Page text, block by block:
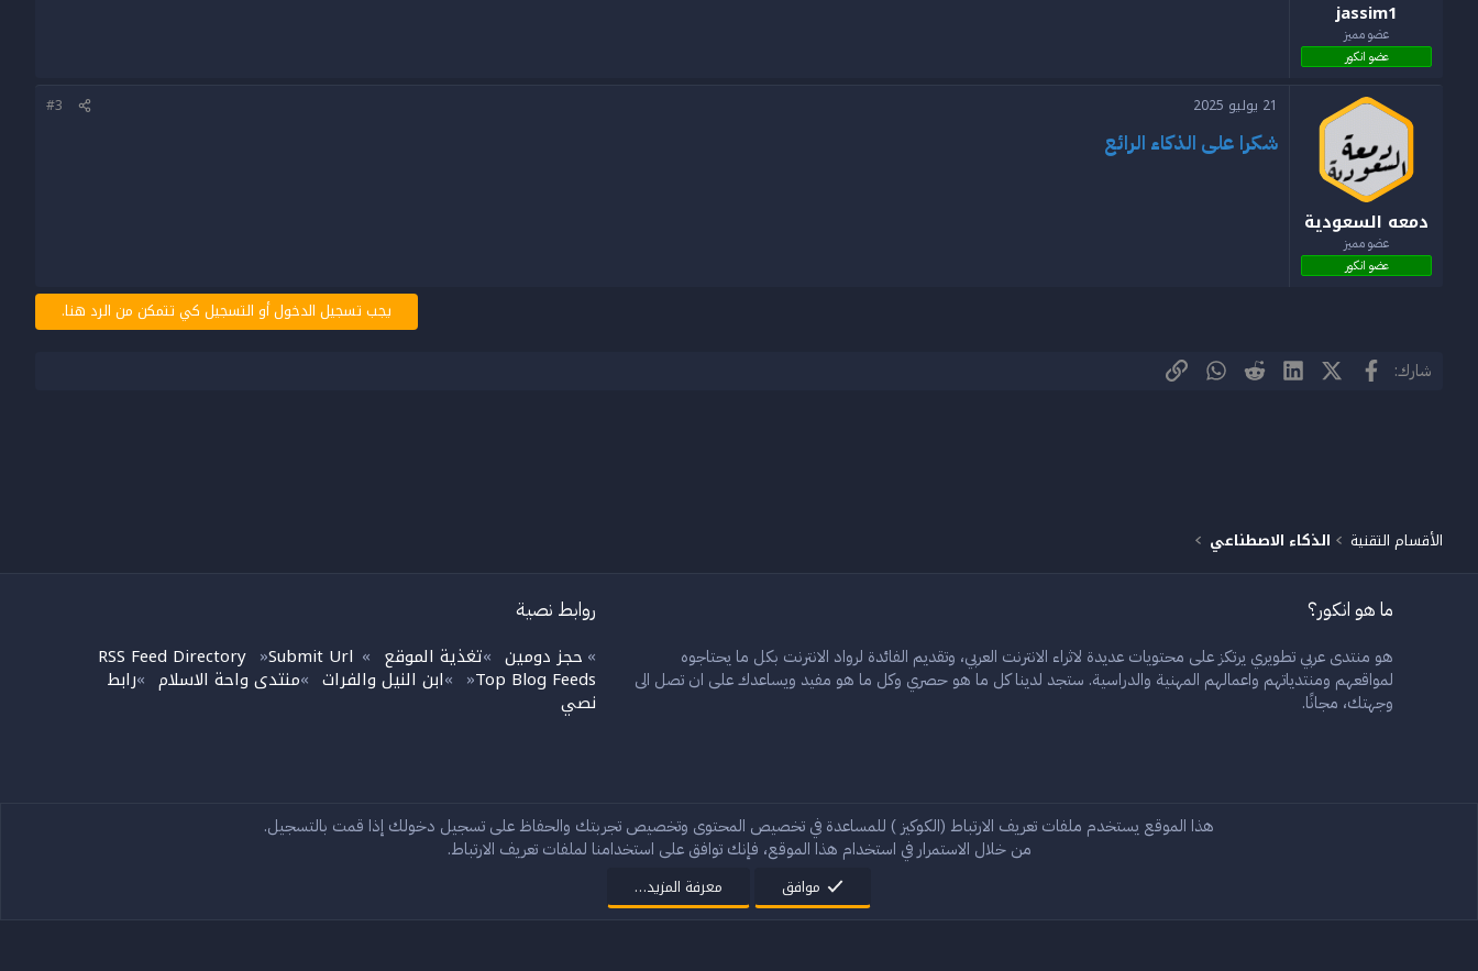
jassim1
عضو مميز
عضو انكور
دمعه السعودية
عضو مميز
عضو انكور
21 يوليو 2025 #3
شكرا على الذكاء الرائع
يجب تسجيل الدخول أو التسجيل كي تتمكن من الرد هنا.
شارك: فيسبوكX (Twitter)
LinkedIn
Reddit
WhatsApp
الرابط
الأقسام التقنية الذكاء الاصطناعي
ما هو انكور؟
هو منتدى عربي تطويري يرتكز على محتويات عديدة لاثراء الانترنت العربي، وتقديم الفائدة لرواد الانترنت بكل ما يحتاجوه
لمواقعهم ومنتدياتهم واعمالهم المهنية والدراسية. ستجد لدينا كل ما هو حصري وكل ما هو مفيد ويساعدك على ان تصل الى
وجهتك، مجانًا.
روابط نصية
» حجز دومين »تغذية الموقع »
RSS Feed Directory»Submit Url
»Top Blog Feeds
»ابن النيل والفرات »منتدى واحة الاسلام »رابط
نصي
إتصل بنا الشروط والقوانين سياسة الخصوصية
© 2010-2024 XenForo Ltd.
Rain theme made by StylesFactory.pl
هذا الموقع يستخدم ملفات تعريف الارتباط (الكوكيز ) للمساعدة في تخصيص المحتوى وتخصيص تجربتك والحفاظ على تسجيل دخولك إذا قمت بالتسجيل.
من خلال الاستمرار في استخدام هذا الموقع، فإنك توافق على استخدامنا لملفات تعريف الارتباط.
موافق معرفة المزيد…